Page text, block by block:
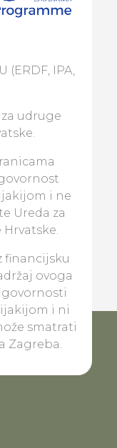
IPA,
udruge
i ne
Ureda za
financijsku
ovoga
i ni
smatrati
Zagreba.